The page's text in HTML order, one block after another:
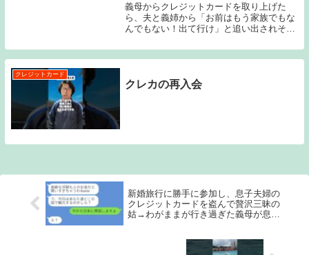
伝えた結果
義母からクレジットカードを取り上げた
ら、夫と義姉から「お前はもう家族でもな
んでもない！出て行け」と追い出されそう
で状況は一変！痛快な逆転劇の結末をぜひ
ご覧ください✨🔻#スカッとする話 #家族問
クレジットカード
クレカの再入会
新婚旅行に勝手に参加し、息子夫婦の
クレジットカードを盗んで贅沢三昧の
姑→わがままが行き過ぎた義母が息子